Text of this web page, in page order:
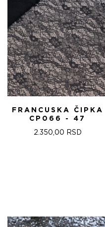
FRANCUSKA ČIPKA
CP066 - 47
2.350,00 RSD